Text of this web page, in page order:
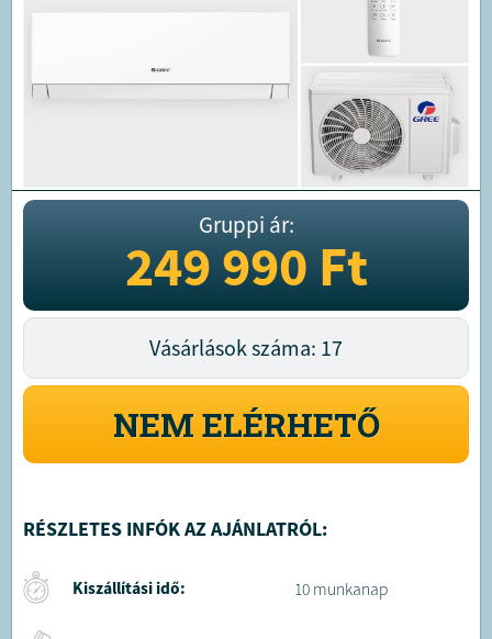
Gruppi ár:
249 990Ft
Vásárlások száma: 17
NEM ELÉRHETŐ
RÉSZLETES INFÓK AZ AJÁNLATRÓL:
Kiszállítási idő: 10 munkanap